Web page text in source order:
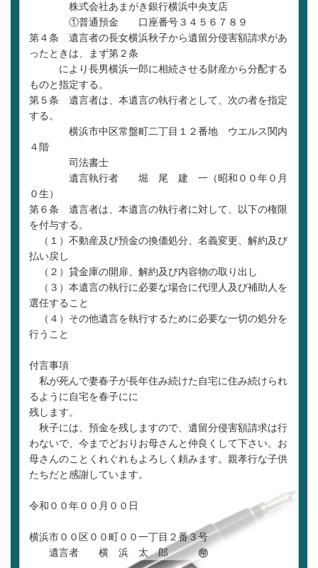
株式会社あまがき銀行横浜中央支店
①普通預金 口座番号３４５６７８９
第４条 遺言者の長女横浜秋子から遺留分侵害額請求があ
ったときは、まず第２条
により長男横浜一郎に相続させる財産から分配する
ものと指定する。
第５条 遺言者は、本遺言の執行者として、次の者を指定
する。
横浜市中区常盤町二丁目１２番地 ウエルス関内
４階
司法書士
遺言執行者 堀 尾 建 一（昭和００年０月
０生）
第６条 遺言者は、本遺言の執行者に対して、以下の権限
を付与する。
（１）不動産及び預金の換価処分、名義変更、解約及び
払い戻し
（２）貸金庫の開扉、解約及び内容物の取り出し
（３）本遺言の執行に必要な場合に代理人及び補助人を
選任すること
（４）その他遺言を執行するために必要な一切の処分を
行うこと
付言事項
私が死んで妻春子が長年住み続けた自宅に住み続けられ
るように自宅を春子にに
残します。
秋子には、預金を残しますので、遺留分侵害額請求は行
わないで、今までどおりお母さんと仲良くして下さい。お
母さんのことくれぐれもよろしく頼みます。親孝行な子供
たちだと感謝しています。
令和００年００月００日
横浜市００区００町００一丁目２番３号
遺言者 横 浜 太 郎㊞